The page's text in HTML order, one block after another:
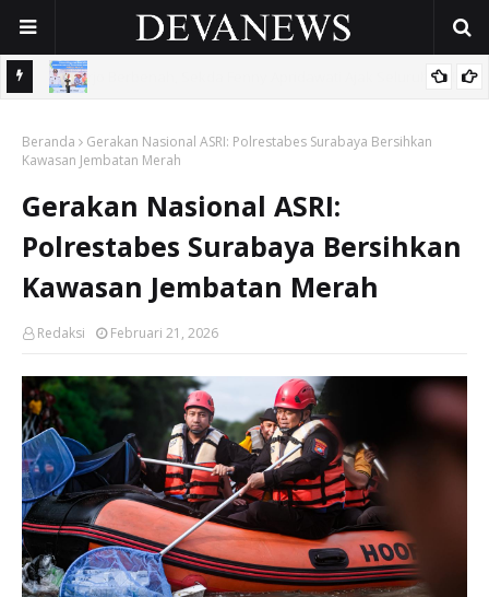
42.210 Pekerja Rentan Lewat BPJS Ketenagakerjaan
Beranda
Gerakan Nasional ASRI: Polrestabes Surabaya Bersihkan
Kawasan Jembatan Merah
Gerakan Nasional ASRI:
Polrestabes Surabaya Bersihkan
Kawasan Jembatan Merah
Redaksi Februari 21, 2026